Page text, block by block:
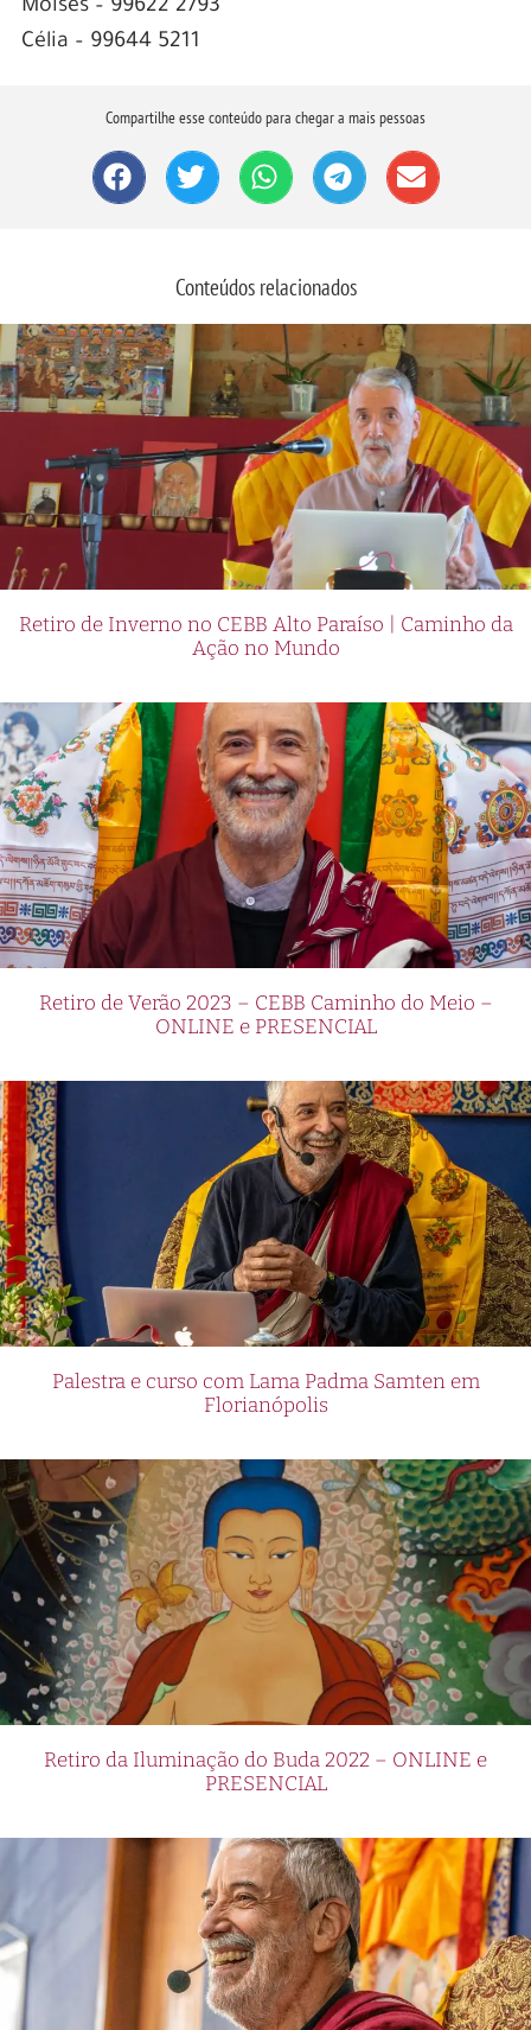
Moisés – 99622 2793
Célia – 99644 5211
Compartilhe esse conteúdo para chegar a mais pessoas
Conteúdos relacionados
Retiro de Inverno no CEBB Alto Paraíso | Caminho da
Ação no Mundo
Retiro de Verão 2023 – CEBB Caminho do Meio –
ONLINE e PRESENCIAL
Palestra e curso com Lama Padma Samten em
Florianópolis
Retiro da Iluminação do Buda 2022 – ONLINE e
PRESENCIAL